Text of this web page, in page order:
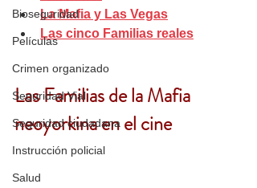
Bioseguridad
Películas
Crimen organizado
Seguridad Vial
Seguridad ciudadana
Instrucción policial
Salud
La Mafia y Las Vegas
Las cinco Familias reales
Las Familias de la Mafia
neoyorkina en el cine